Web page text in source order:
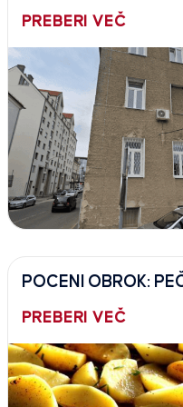
PREBERI VEČ
POCENI OBROK:
PREBERI VEČ